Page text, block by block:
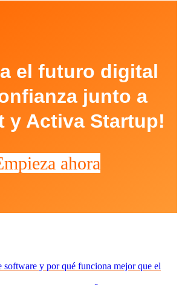
el futuro digital
junto a
y Activa Startup!
ahora
software y por qué funciona mejor que el